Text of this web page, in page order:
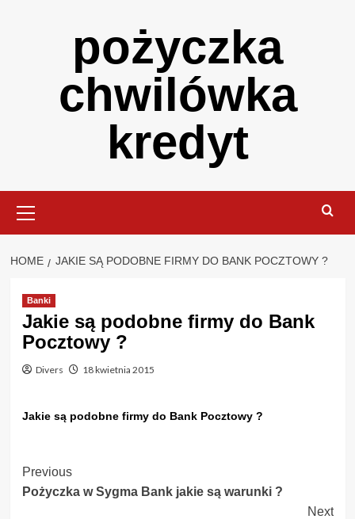
pożyczka
chwilówka
kredyt
Menu
HOME JAKIE SĄ PODOBNE FIRMY DO BANK POCZTOWY ?
Banki
Jakie są podobne firmy do Bank
Pocztowy ?
Divers 18 kwietnia 2015
Jakie są podobne firmy do Bank Pocztowy ?
Post
Navigation
Previous
Pożyczka w Sygma Bank jakie są warunki ?
Next